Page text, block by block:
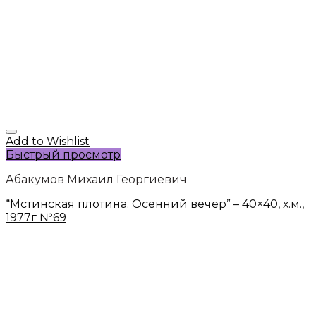
Add to Wishlist
Быстрый просмотр
Абакумов Михаил Георгиевич
“Мстинская плотина. Осенний вечер” – 40×40, х.м.,
1977г №69